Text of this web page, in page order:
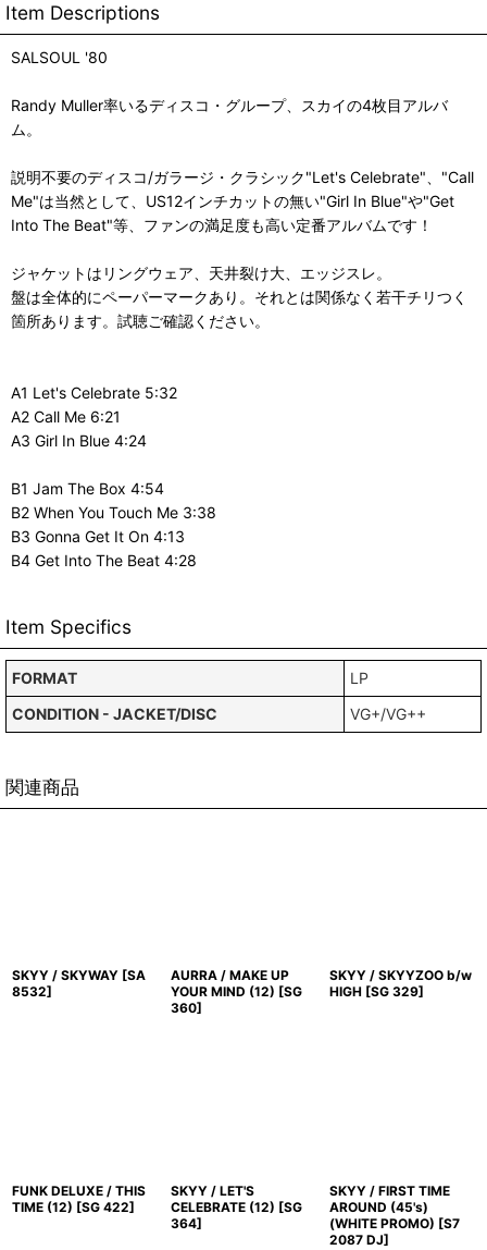
Item Descriptions
SALSOUL '80
Randy Muller率いるディスコ・グループ、スカイの4枚目アルバ
ム。
説明不要のディスコ/ガラージ・クラシック"Let's Celebrate"、"Call
Me"は当然として、US12インチカットの無い"Girl In Blue"や"Get
Into The Beat"等、ファンの満足度も高い定番アルバムです！
ジャケットはリングウェア、天井裂け大、エッジスレ。
盤は全体的にペーパーマークあり。それとは関係なく若干チリつく
箇所あります。試聴ご確認ください。
A1 Let's Celebrate 5:32
A2 Call Me 6:21
A3 Girl In Blue 4:24
B1 Jam The Box 4:54
B2 When You Touch Me 3:38
B3 Gonna Get It On 4:13
B4 Get Into The Beat 4:28
Item Specifics
FORMAT
LP
CONDITION - JACKET/DISC
VG+/VG++
関連商品
SKYY / SKYWAY [SA
8532]
AURRA / MAKE UP
YOUR MIND (12) [SG
360]
SKYY / SKYYZOO b/w
HIGH [SG 329]
FUNK DELUXE / THIS
TIME (12) [SG 422]
SKYY / LET'S
CELEBRATE (12) [SG
364]
SKYY / FIRST TIME
AROUND (45's)
(WHITE PROMO) [S7
2087 DJ]